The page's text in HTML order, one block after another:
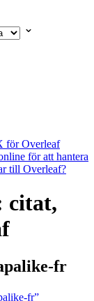
för Overleaf
för att hantera
till Overleaf?
citat,
fr
fr”